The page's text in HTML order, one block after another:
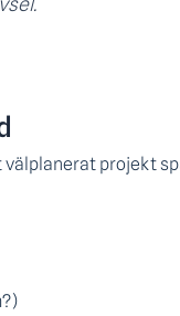
projekt